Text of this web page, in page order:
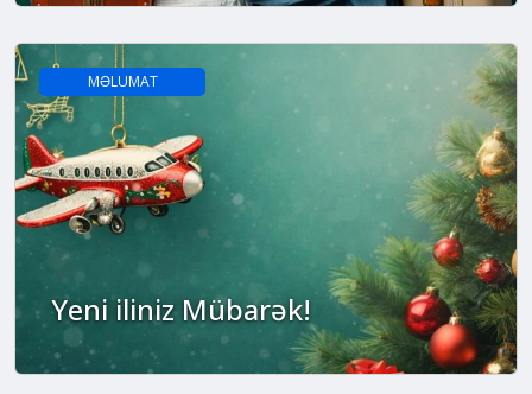
MƏLUMAT
Yeni iliniz Mübarək!